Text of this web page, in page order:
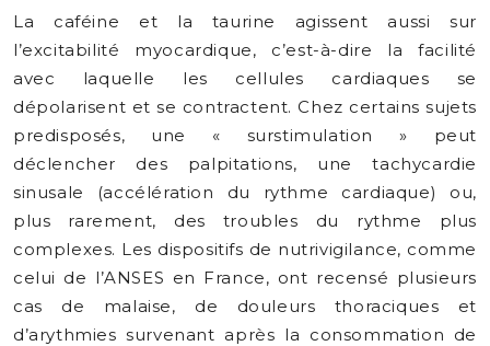
La caféine et la taurine agissent aussi sur
l’excitabilité myocardique, c’est-à-dire la facilité
avec laquelle les cellules cardiaques se
dépolarisent et se contractent. Chez certains sujets
predisposés, une « surstimulation » peut
déclencher des palpitations, une tachycardie
sinusale (accélération du rythme cardiaque) ou,
plus rarement, des troubles du rythme plus
complexes. Les dispositifs de nutrivigilance, comme
celui de l’ANSES en France, ont recensé plusieurs
cas de malaise, de douleurs thoraciques et
d’arythmies survenant après la consommation de